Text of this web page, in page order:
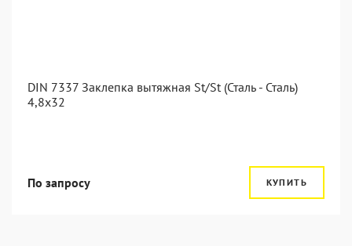
DIN 7337 Заклепка вытяжная St/St (Сталь - Сталь)
4,8x32
По запросу КУПИТЬ